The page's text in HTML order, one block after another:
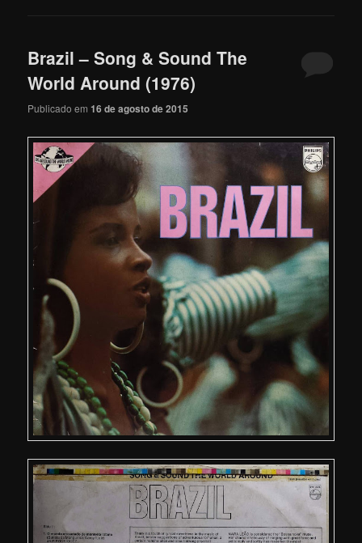
Brazil – Song & Sound The
World Around (1976)
Publicado em16 de agosto de 2015